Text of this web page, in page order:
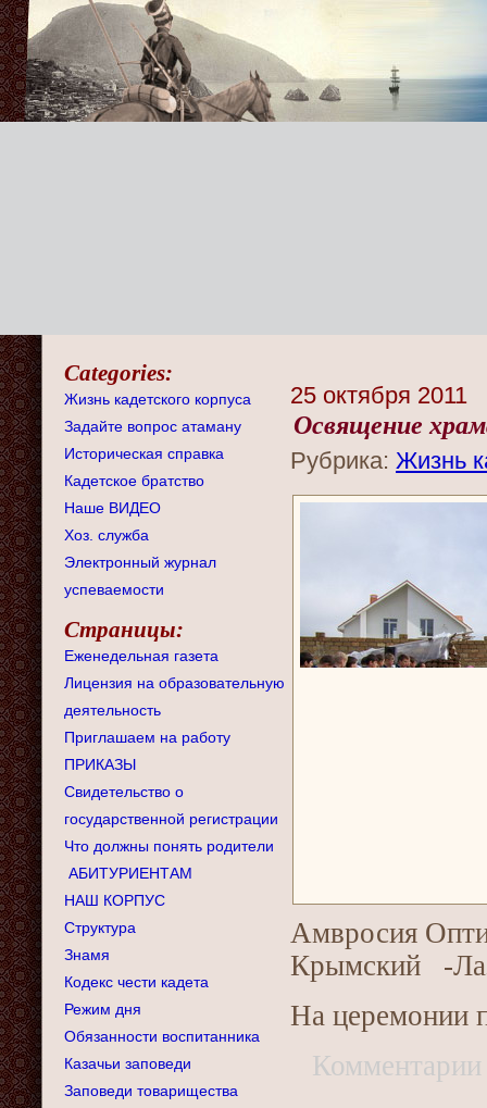
Categories:
Жизнь кадетского корпуса
Задайте вопрос атаману
Историческая справка
Кадетское братство
Наше ВИДЕО
Хоз. служба
Электронный журнал
успеваемости
Страницы:
Еженедельная газета
Лицензия на образовательную
деятельность
Приглашаем на работу
ПРИКАЗЫ
Свидетельство о
государственной регистрации
Что должны понять родители
АБИТУРИЕНТАМ
НАШ КОРПУС
Структура
Знамя
Кодекс чести кадета
Режим дня
Обязанности воспитанника
Казачьи заповеди
Заповеди товарищества
25 октября 2011
Освящение
Рубрика: Жизнь
Амвросия
Крымский -
На церемонии
Комментарии